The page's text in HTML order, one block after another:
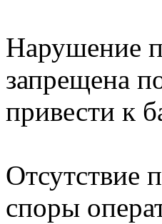
Нарушение
запрещена
привести к
Отсутствие
споры